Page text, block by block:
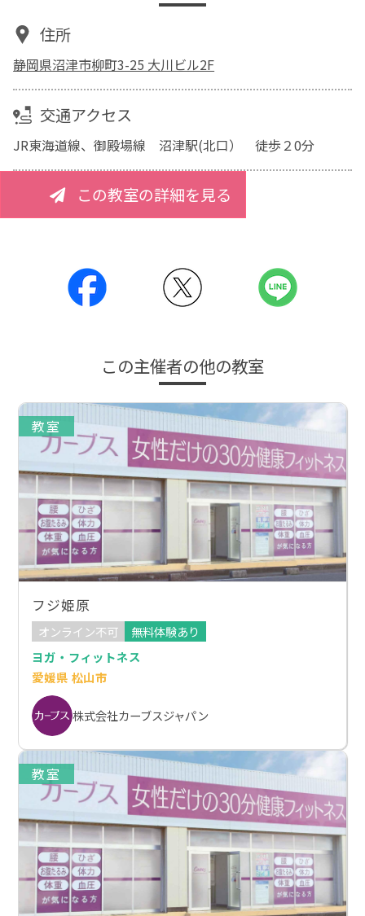
住所
静岡県沼津市柳町3-25 大川ビル2F
交通アクセス
JR東海道線、御殿場線 沼津駅(北口） 徒歩２0分
この教室の詳細を見る
この主催者の他の教室
教室
フジ姫原
オンライン不可
無料体験あり
ヨガ・フィットネス
愛媛県 松山市
株式会社カーブスジャパン
教室